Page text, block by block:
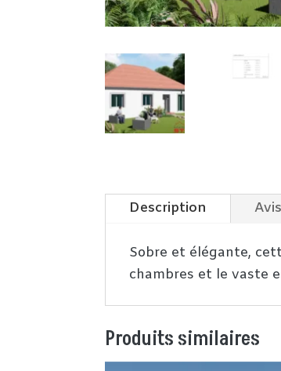
Description
Sobre et élégante,
chambres et le vaste
Produits similaires